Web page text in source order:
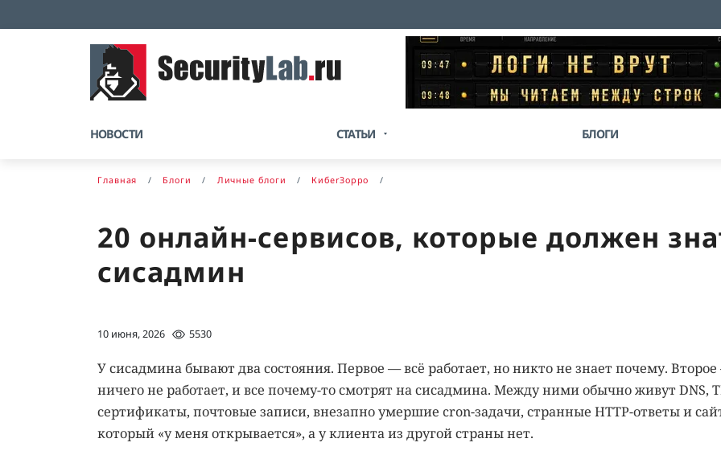
НОВОСТИ СТАТЬИ БЛОГИ
Главная Блоги Личные блоги КибerЗорро
20 онлайн-сервисов, которые должен
сисадмин
10 июня, 2026 5530
У сисадмина бывают два состояния. Первое — всё работает, но никто не знает почему.
ничего не работает, и все почему-то смотрят на сисадмина. Между ними обычно живут DNS,
сертификаты, почтовые записи, внезапно умершие cron-задачи, странные HTTP-ответы и
который «у меня открывается», а у клиента из другой страны нет.